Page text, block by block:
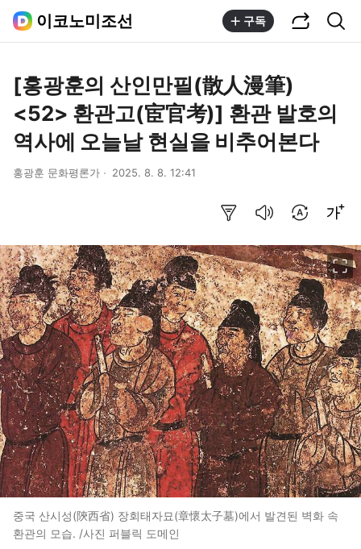
이코노미조선 구독
[홍광훈의 산인만필(散人漫筆)
<52> 환관고(宦官考)] 환관 발호의
역사에 오늘날 현실을 비추어본다
홍광훈 문화평론가 2025. 8. 8. 12:41
중국 산시성(陝西省) 장회태자묘(章懷太子墓)에서 발견된 벽화 속
환관의 모습. /사진 퍼블릭 도메인